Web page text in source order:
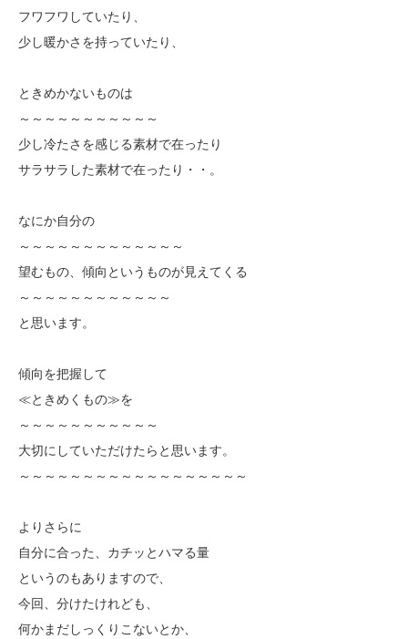
フワフワしていたり、
少し暖かさを持っていたり、
ときめかないものは
～～～～～～～～～～～
少し冷たさを感じる素材で在ったり
サラサラした素材で在ったり・・。
なにか自分の
～～～～～～～～～～～～～
望むもの、傾向というものが見えてくる
～～～～～～～～～～～～
と思います。
傾向を把握して
≪ときめくもの≫を
～～～～～～～～～～～
大切にしていただけたらと思います。
～～～～～～～～～～～～～～～～～～
よりさらに
自分に合った、カチッとハマる量
というのもありますので、
今回、分けたけれども、
何かまだしっくりこないとか、